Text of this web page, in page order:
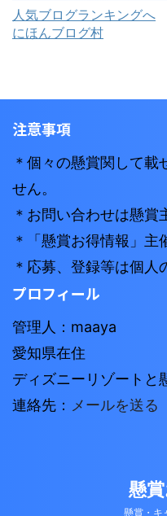
人気ブログランキングへ
にほんブログ村
注意事項
＊個々の懸賞関して載
せん。
＊お問い合わせは懸賞
＊「懸賞お得情報」主
＊応募、登録等は個人
プロフィール
管理人：maaya
愛知県在住
ディズニーリゾートと
連絡先： メールを送る
懸
懸賞・キ